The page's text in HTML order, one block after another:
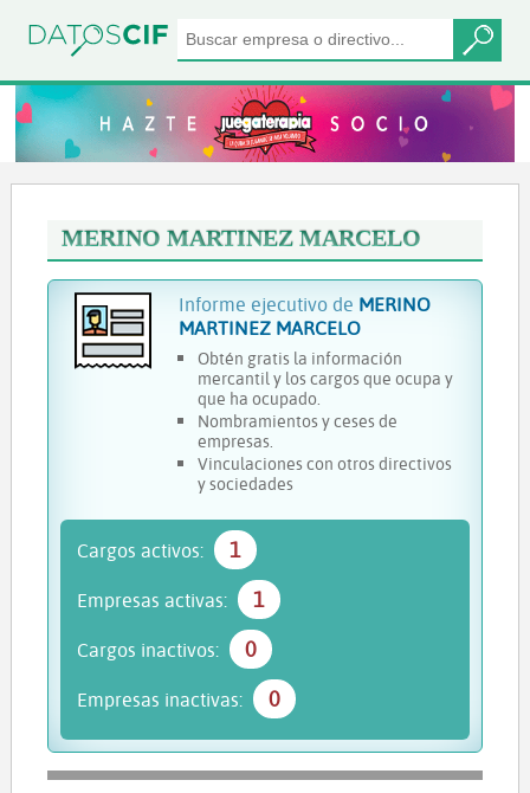
MERINO MARTINEZ MARCELO
Informe ejecutivo de MERINO
MARTINEZ MARCELO
Obtén gratis la información
mercantil y los cargos que ocupa y
que ha ocupado.
Nombramientos y ceses de
empresas.
Vinculaciones con otros directivos
y sociedades
Cargos activos: 1
Empresas activas: 1
Cargos inactivos: 0
Empresas inactivas: 0